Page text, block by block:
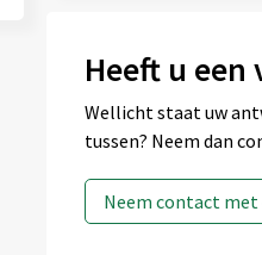
Heeft u
Wellicht staat uw
tussen? Neem dan
Neem contact met